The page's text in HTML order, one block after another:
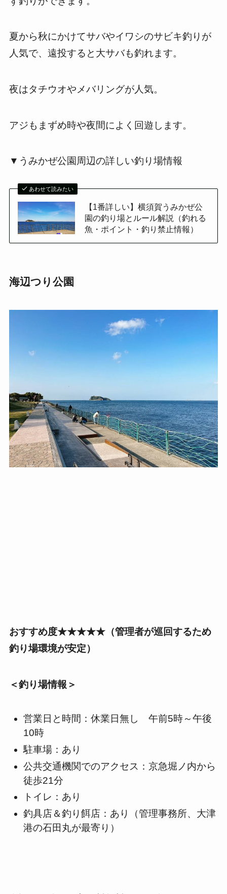
夏から秋にかけてサバやイワシのサビキ釣りが
人気で、遠投すると大サバも釣れます。
夜はタチウオやメバリングが人気。
アジもまずめ時や夜間によく回遊します。
▼うみかぜ公園周辺の詳しい釣り場情報
あわせて読みたい
【1番詳しい】横須賀うみかぜ公
園の釣り場とルール解説（釣れる
魚・ポイント・釣り禁止情報）
海辺つり公園
おすすめ度★★★★★（管理者が巡回するため
釣り場環境が安定）
＜釣り場情報＞
営業日と時間：休業日無し 午前5時～午後
10時
駐車場：あり
公共交通機関でのアクセス：京急堀ノ内から
徒歩21分
トイレ：あり
釣具店＆釣り餌店：あり（管理事務所、大津
港の石田丸が最寄り）